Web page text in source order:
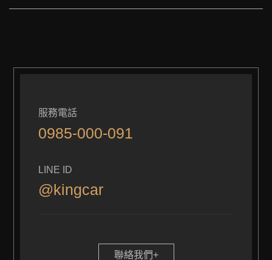
服務電話
0985-000-091
LINE ID
@kingcar
聯絡我們+